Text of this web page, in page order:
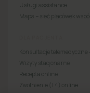
Usługi assistance
Mapa – sieć placówek
Konsultacje telemedyczne
Wizyty stacjonarne
Recepta online
Zwolnienie (L4) online